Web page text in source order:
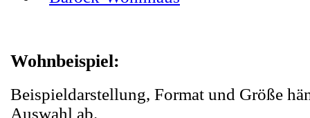
Wohnbeispiel:
Beispieldarstellung, Format und Größe
Auswahl ab.